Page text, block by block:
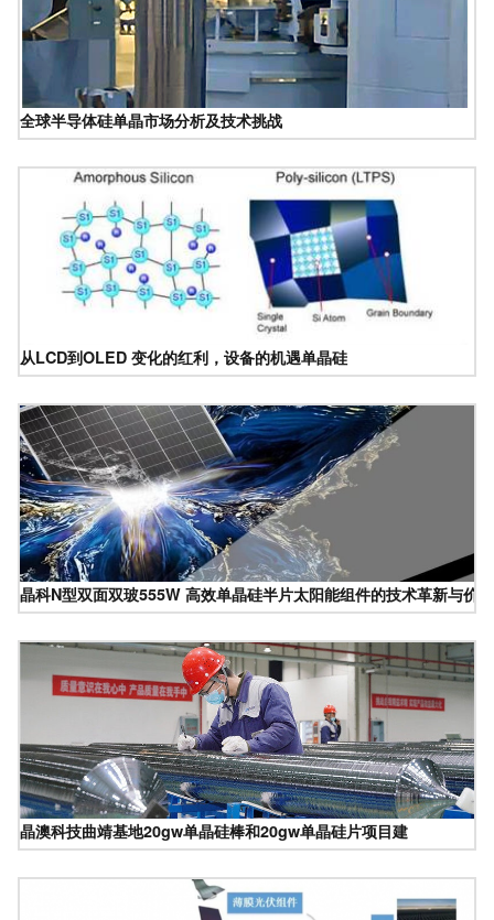
全球半导体硅单晶市场分析及技术挑战
从LCD到OLED 变化的红利，设备的机遇单晶硅
晶科N型双面双玻555W 高效单晶硅半片太阳能组件的技术革新与价
晶澳科技曲靖基地20gw单晶硅棒和20gw单晶硅片项目建